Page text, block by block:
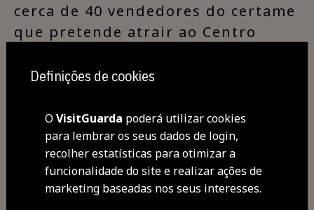
cerca de 40 vendedores do certame
que pretende atrair ao Centro
turistas e colecionadores vindos
a região. Relembramos que a
primeira edição de 2024 será já no
próximo dia 7 de abril. A Feira de
Antiguidades e Colecionismo é
uma organização da Câmara
Definições de cookies
OVisitGuarda poderá utilizar cookies
para lembrar os seus dados de login,
recolher estatísticas para otimizar a
funcionalidade do site e realizar ações de
marketing baseadas nos seus interesses.